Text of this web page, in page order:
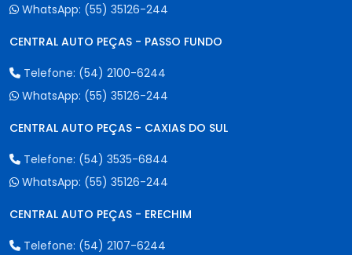
WhatsApp: (55) 35126-244
CENTRAL AUTO PEÇAS - PASSO FUNDO
Telefone: (54) 2100-6244
WhatsApp: (55) 35126-244
CENTRAL AUTO PEÇAS - CAXIAS DO SUL
Telefone: (54) 3535-6844
WhatsApp: (55) 35126-244
CENTRAL AUTO PEÇAS - ERECHIM
Telefone: (54) 2107-6244